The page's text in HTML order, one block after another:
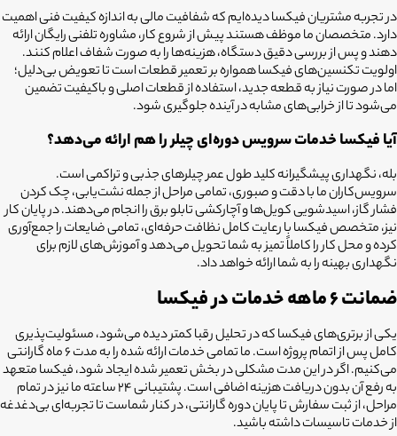
در تجربه مشتریان فیکسا دیده‌ایم که شفافیت مالی به اندازه کیفیت فنی اهمیت
دارد. متخصصان ما موظف هستند پیش از شروع کار، مشاوره تلفنی رایگان ارائه
دهند و پس از بررسی دقیق دستگاه، هزینه‌ها را به صورت شفاف اعلام کنند.
اولویت تکنسین‌های فیکسا همواره بر تعمیر قطعات است تا تعویض بی‌دلیل؛
اما در صورت نیاز به قطعه جدید، استفاده از قطعات اصلی و باکیفیت تضمین
می‌شود تا از خرابی‌های مشابه در آینده جلوگیری شود.
آیا فیکسا خدمات سرویس دوره‌ای چیلر را هم ارائه می‌دهد؟
بله، نگهداری پیشگیرانه کلید طول عمر چیلرهای جذبی و تراکمی است.
سرویس‌کاران ما با دقت و صبوری، تمامی مراحل از جمله نشت‌یابی، چک کردن
فشار گاز، اسیدشویی کویل‌ها و آچارکشی تابلو برق را انجام می‌دهند. در پایان کار
نیز، متخصص فیکسا با رعایت کامل نظافت حرفه‌ای، تمامی ضایعات را جمع‌آوری
کرده و محل کار را کاملاً تمیز به شما تحویل می‌دهد و آموزش‌های لازم برای
نگهداری بهینه را به شما ارائه خواهد داد.
ضمانت ۶ ماهه خدمات در فیکسا
یکی از برتری‌های فیکسا که در تحلیل رقبا کمتر دیده می‌شود، مسئولیت‌پذیری
کامل پس از اتمام پروژه است. ما تمامی خدمات ارائه شده را به مدت ۶ ماه گارانتی
می‌کنیم. اگر در این مدت مشکلی در بخش تعمیر شده ایجاد شود، فیکسا متعهد
به رفع آن بدون دریافت هزینه اضافی است. پشتیبانی ۲۴ ساعته ما نیز در تمام
مراحل، از ثبت سفارش تا پایان دوره گارانتی، در کنار شماست تا تجربه‌ای بی‌دغدغه
از خدمات تاسیسات داشته باشید.